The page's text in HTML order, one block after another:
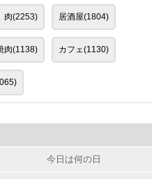
肉(2253) 居酒屋(1804)
肉(1138) カフェ(1130)
今日は何の日